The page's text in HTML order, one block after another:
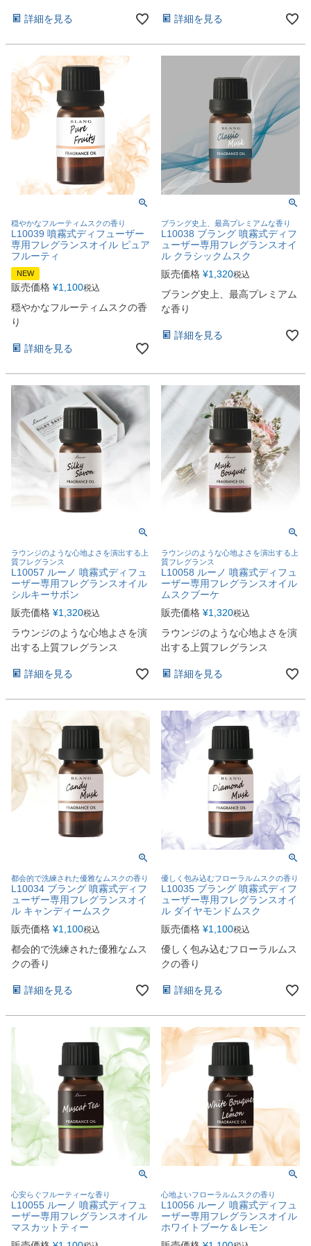
詳細を見る 詳細を見る
穏やかなフルーティムスクの香り
L10039 噴霧式ディフューザー
専用フレグランスオイル ピュア
フルーティ
NEW
販売価格 ¥1,100税込
穏やかなフルーティムスクの香
り
詳細を見る
ブラング史上、最高プレミアムな香り
L10038 ブラング 噴霧式ディフ
ューザー専用フレグランスオイ
ル クラシックムスク
販売価格 ¥1,320税込
ブラング史上、最高プレミアム
な香り
詳細を見る
ラウンジのような心地よさを演出する上
質フレグランス
L10057 ルーノ 噴霧式ディフュ
ーザー専用フレグランスオイル
シルキーサボン
販売価格 ¥1,320税込
ラウンジのような心地よさを演
出する上質フレグランス
詳細を見る
ラウンジのような心地よさを演出する上
質フレグランス
L10058 ルーノ 噴霧式ディフュ
ーザー専用フレグランスオイル
ムスクブーケ
販売価格 ¥1,320税込
ラウンジのような心地よさを演
出する上質フレグランス
詳細を見る
都会的で洗練された優雅なムスクの香り
L10034 ブラング 噴霧式ディフ
ューザー専用フレグランスオイ
ル キャンディームスク
販売価格 ¥1,100税込
都会的で洗練された優雅なムス
クの香り
詳細を見る
優しく包み込むフローラルムスクの香り
L10035 ブラング 噴霧式ディフ
ューザー専用フレグランスオイ
ル ダイヤモンドムスク
販売価格 ¥1,100税込
優しく包み込むフローラルムス
クの香り
詳細を見る
心安らぐフルーティーな香り
L10055 ルーノ 噴霧式ディフュ
ーザー専用フレグランスオイル
マスカットティー
心地よいフローラルムスクの香り
L10056 ルーノ 噴霧式ディフュ
ーザー専用フレグランスオイル
ホワイトブーケ＆レモン